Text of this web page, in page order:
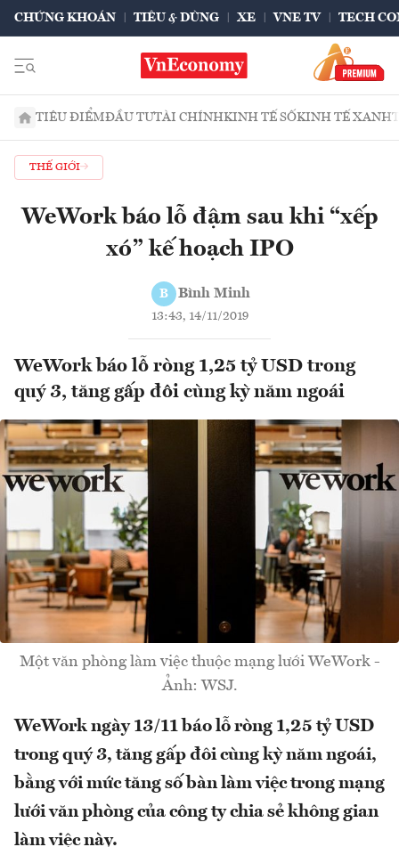
CHỨNG KHOÁN TIÊU & DÙNG XE VNE TV TECH
TIÊU ĐIỂMĐẦU TƯTÀI CHÍNHKINH TẾ SỐKINH TẾ XANH
THẾ GIỚI
WeWork báo lỗ đậm sau khi “xếp
xó” kế hoạch IPO
B Bình Minh
13:43, 14/11/2019
WeWork báo lỗ ròng 1,25 tỷ USD trong
quý 3, tăng gấp đôi cùng kỳ năm ngoái
Một văn phòng làm việc thuộc mạng lưới WeWork -
Ảnh: WSJ.
WeWork ngày 13/11 báo lỗ ròng 1,25 tỷ USD
trong quý 3, tăng gấp đôi cùng kỳ năm ngoái,
bằng với mức tăng số bàn làm việc trong mạng
lưới văn phòng của công ty chia sẻ không gian
làm việc này.